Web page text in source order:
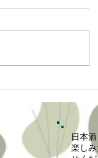
本牧さく
日本
楽し